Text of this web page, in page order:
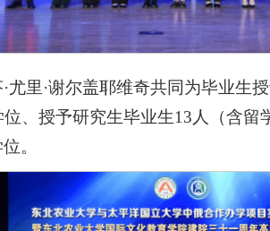
尤里·谢尔盖耶维奇共同为毕业生
、授予研究生毕业生13人（含
。